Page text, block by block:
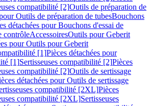
compatibilité [2]Outils de préparation de
Outils de préparation de tubesBouchons
détachées pour Bouchons d'essai de
contrôleAccessoiresOutils pour Geberit
pour Outils pour Geberit
[1]Pièces détachées pour
[1]Sertisseuses compatibilité [2]Pièces
compatibilité [2]Outils de sertissage
détachées pour Outils de sertissage
compatibilité [2XL]Pièces
compatibilité [2XL]Sertisseuses